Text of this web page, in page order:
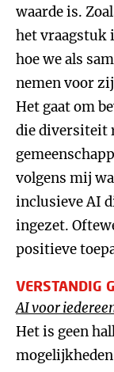
waarde is.
het vraagstuk
hoe we als
nemen voor
Het gaat om
die diversiteit
volgens mij
inclusieve AI
ingezet.
positieve
VERSTANDIG
AI voor
Het is geen